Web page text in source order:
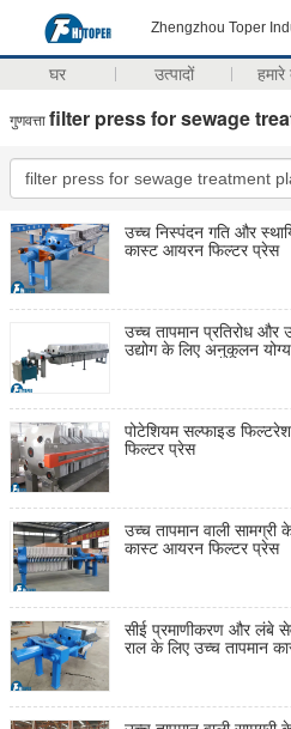
Zhengzhou Toper
घर उत्पादों हमारे
गुणवत्ता filter press for sewage
उच्च निस्पंदन गति और
कास्ट आयरन फिल्टर प्रेस
उच्च तापमान प्रतिरोध और
उद्योग के लिए अनुकूलन
पोटेशियम सल्फाइड
फिल्टर प्रेस
उच्च तापमान वाली
कास्ट आयरन फिल्टर प्रेस
सीई प्रमाणीकरण और लंबे
राल के लिए उच्च तापमान